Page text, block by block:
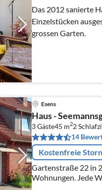
Das 2012 sanierte
Einzelstücken
grossen Garten.
Esens
Haus -
3 Gäste45 m22
14
Kostenfreie
Gartenstraße 22 in 26427
Wohnungen. Jede